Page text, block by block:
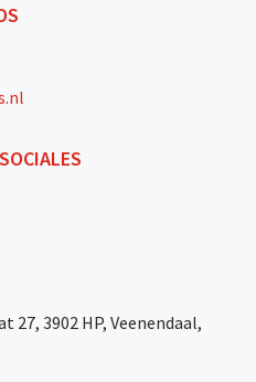
27, 3902 HP, Veenendaal,